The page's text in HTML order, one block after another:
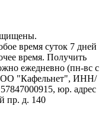
время суток 7 дней
время. Получить
ежедневно (пн-вс с
"Кафельнет", ИНН/
юр. адрес
пр. д. 140